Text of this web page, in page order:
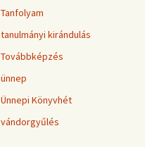
Tanfolyam
tanulmányi kirándulás
Továbbképzés
ünnep
Ünnepi Könyvhét
vándorgyűlés